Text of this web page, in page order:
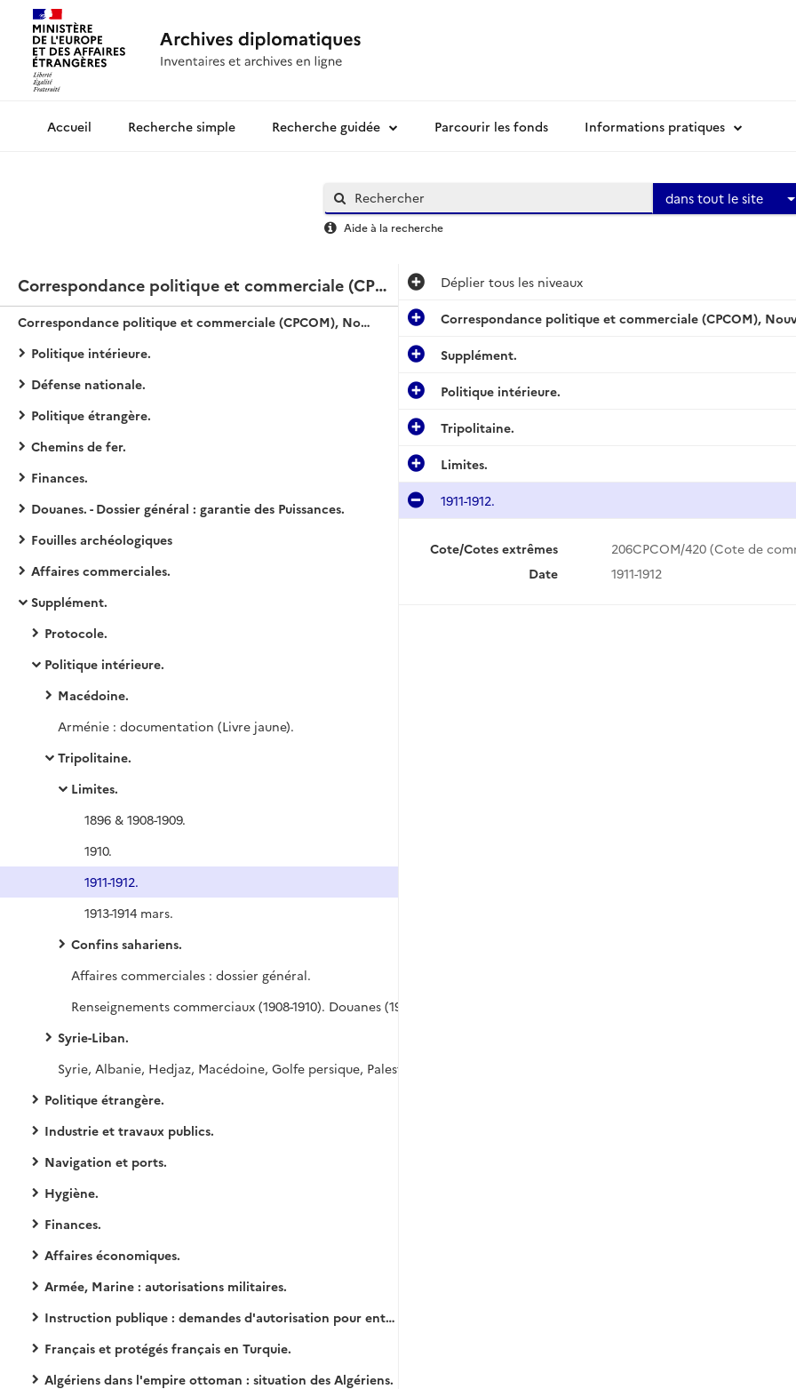
Archives diplomatiquesRecherche simple Recherche guidée Parcourir les fonds Informations pratiques
dans tout le site
Aide à la recherche
Correspondance politique et commerciale (CPCOM), Nouvelle série / Turquie
Correspondance politique et commerciale (CPCOM), Nouvelle série / Turquie
Politique intérieure.
Défense nationale.
Politique étrangère.
Chemins de fer.
Finances.
Douanes. - Dossier général : garantie des Puissances.
Fouilles archéologiques
Affaires commerciales.
Supplément.
Protocole.
Politique intérieure.
Macédoine.
Arménie : documentation (Livre jaune).
Tripolitaine.
Limites.
1896 & 1908-1909.
1910.
1911-1912.
1913-1914 mars.
Confins sahariens.
Affaires commerciales : dossier général.
Syrie-Liban.
Politique étrangère.
Industrie et travaux publics.
Navigation et ports.
Hygiène.
Finances.
Affaires économiques.
Armée, Marine : autorisations militaires.
Instruction publique : demandes d'autorisation pour entrer dans les écoles françaises et turques.
Français et protégés français en Turquie.
Algériens dans l'empire ottoman : situation des Algériens.
Déplier tous les niveaux
Correspondance politique et commerciale (CPCOM),
Supplément.
Politique intérieure.
Tripolitaine.
Limites.
1911-1912.
Cote/Cotes extrêmes
206CPCOM/420 (Cote de
Date
1911-1912